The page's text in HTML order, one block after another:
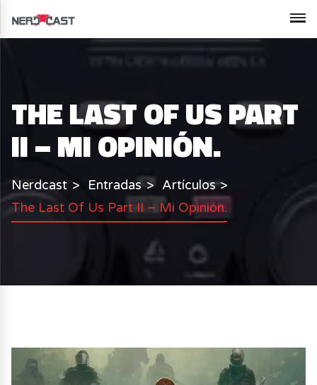
THE LAST OF US PART
II – MI OPINIÓN.
Nerdcast Entradas
Artículos
The Last Of Us Part II – Mi Opinión.